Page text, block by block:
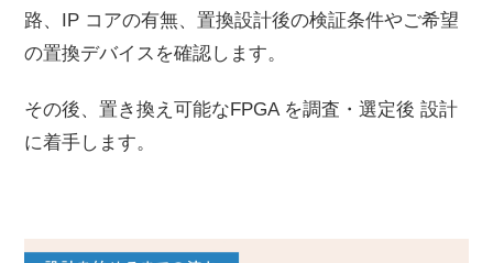
路、IP コアの有無、置換設計後の検証条件やご希望
の置換デバイスを確認します。
その後、置き換え可能なFPGA を調査・選定後 設計
に着手します。